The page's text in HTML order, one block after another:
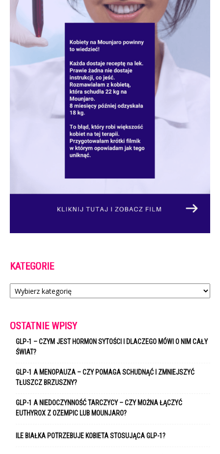
KATEGORIE
Kategorie
OSTATNIE WPISY
GLP-1 – CZYM JEST HORMON SYTOŚCI I DLACZEGO MÓWI O NIM CAŁY
ŚWIAT?
GLP-1 A MENOPAUZA – CZY POMAGA SCHUDNĄĆ I ZMNIEJSZYĆ
TŁUSZCZ BRZUSZNY?
GLP-1 A NIEDOCZYNNOŚĆ TARCZYCY – CZY MOŻNA ŁĄCZYĆ
EUTHYROX Z OZEMPIC LUB MOUNJARO?
ILE BIAŁKA POTRZEBUJE KOBIETA STOSUJĄCA GLP-1?